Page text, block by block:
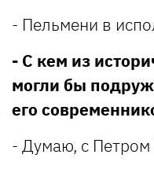
- Пельмени в
- С кем из
могли бы
его
- Думаю, с